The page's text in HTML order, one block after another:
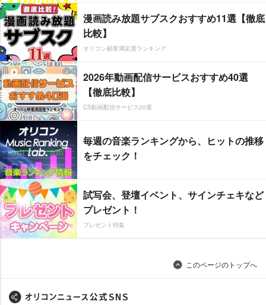
漫画読み放題サブスクおすすめ11選【徹底
比較】
オリコン顧客満足度ランキング
2026年動画配信サービスおすすめ40選
【徹底比較】
CS動画配信サービス20選
毎週の音楽ランキングから、ヒットの推移
をチェック！
試写会、登壇イベント、サインチェキなど
プレゼント！
プレゼント特集
このページのトップへ